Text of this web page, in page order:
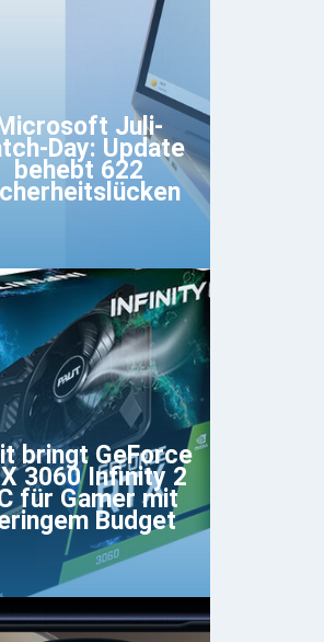
Juli-
Day: Update
behebt 622
bringt GeForce
3060 Infinity 2
für Gamer mit
Budget